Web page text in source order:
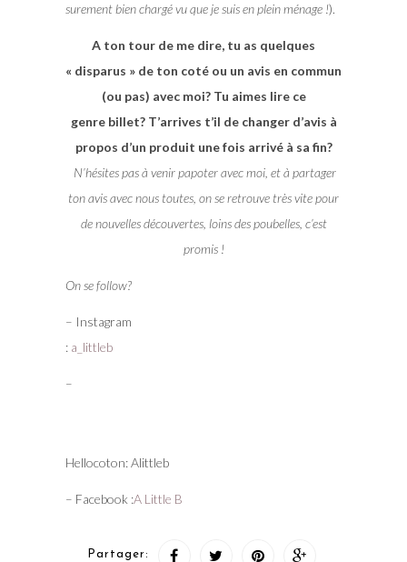
surement bien chargé vu que je suis en plein ménage !).
A ton tour de me dire, tu as quelques
« disparus » de ton coté ou un avis en commun
(ou pas) avec moi? Tu aimes lire ce
genre billet? T’arrives t’il de changer d’avis à
propos d’un produit une fois arrivé à sa fin?
N’hésites pas à venir papoter avec moi, et à partager
ton avis avec nous toutes, on se retrouve très vite pour
de nouvelles découvertes, loins des poubelles, c’est
promis !
On se follow?
– Instagram
: a_littleb
–
Hellocoton: Alittleb
– Facebook :A Little B
Partager: